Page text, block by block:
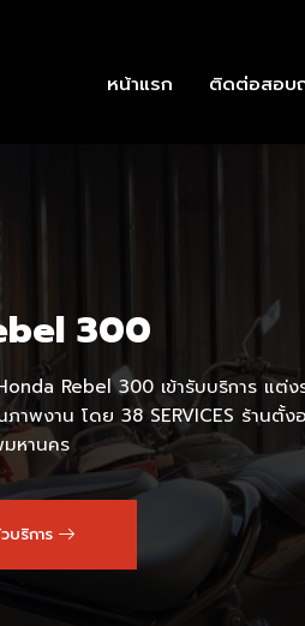
หน้าแรก ติดต่อสอบ
300
Rebel 300 เข้ารับบริการ แต่ง
าพงาน โดย 38 SERVICES ร้านตั้
หานคร
บริการ